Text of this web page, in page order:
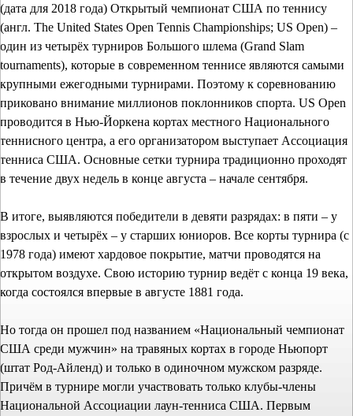
(дата для 2018 года) Открытый чемпионат США по теннису
(англ. The United States Open Tennis Championships; US Open) –
один из четырёх турниров Большого шлема (Grand Slam
tournaments), которые в современном теннисе являются самыми
крупными ежегодными турнирами. Поэтому к соревнованию
приковано внимание миллионов поклонников спорта. US Open
проводится в Нью-Йоркена кортах местного Национального
теннисного центра, а его организатором выступает Ассоциация
тенниса США. Основные сетки турнира традиционно проходят
в течение двух недель в конце августа – начале сентября.
В итоге, выявляются победители в девяти разрядах: в пяти – у
взрослых и четырёх – у старших юниоров. Все корты турнира (с
1978 года) имеют хардовое покрытие, матчи проводятся на
открытом воздухе. Свою историю турнир ведёт с конца 19 века,
когда состоялся впервые в августе 1881 года.
Но тогда он прошел под названием «Национальный чемпионат
США среди мужчин» на травяных кортах в городе Ньюпорт
(штат Род-Айленд) и только в одиночном мужском разряде.
Причём в турнире могли участвовать только клубы-члены
Национальной Ассоциации лаун-тенниса США. Первым